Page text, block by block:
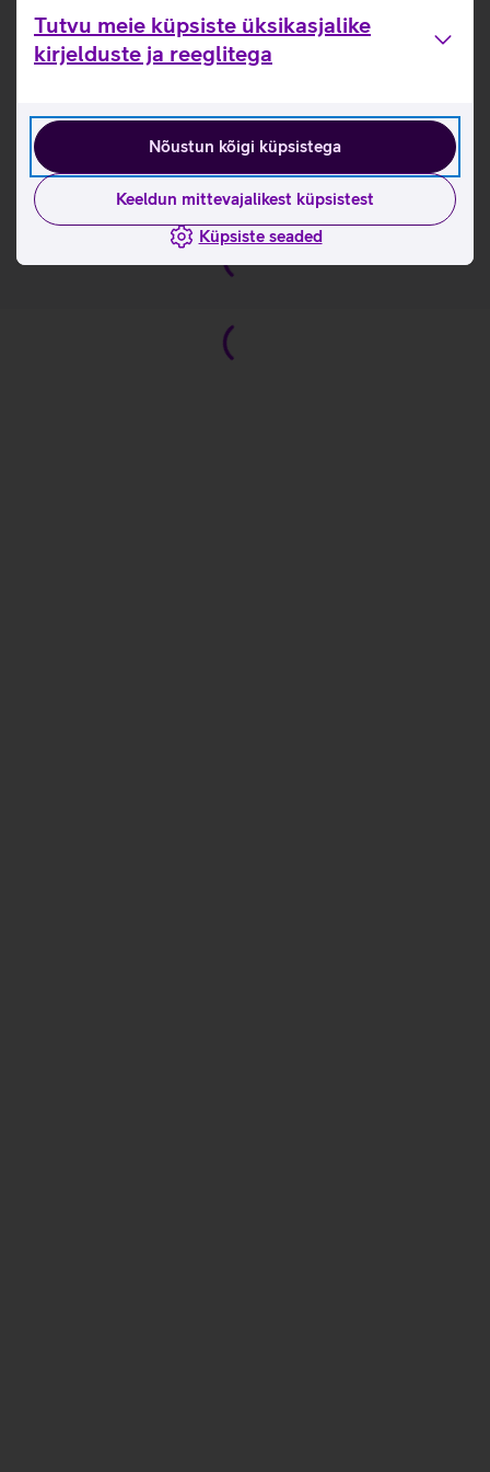
Tutvu meie küpsiste üksikasjalike
kirjelduste ja reeglitega
Nõustun kõigi küpsistega
Keeldun mittevajalikest küpsistest
Küpsiste seaded
Ühendub füüsiliselt magnetitega.
Ühildub: Surface Pro 8, 9, 10 ja 11 seadmetega.
Kasulikud lingid
Tutvu klaviatuuri ja puutepliiatsi komplekti Microsoft
Surface Pro Slim Pen omaduste ja kasutusviisidega
tootja kodulehel